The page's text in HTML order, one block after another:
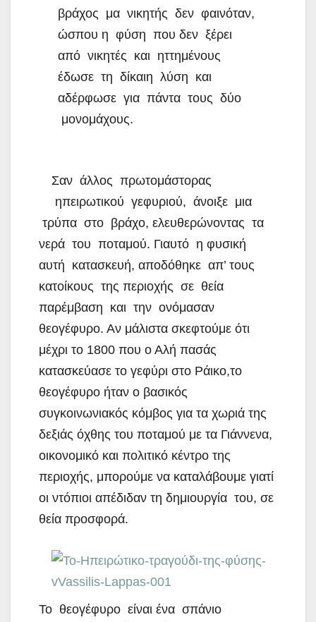
βράχος μα νικητής δεν φαινόταν,
ώσπου η φύση που δεν ξέρει
από νικητές και ηττημένους
έδωσε τη δίκαιη λύση και
αδέρφωσε για πάντα τους δύο
μονομάχους.
Σαν άλλος πρωτομάστορας
ηπειρωτικού γεφυριού, άνοιξε μια
τρύπα στο βράχο, ελευθερώνοντας τα
νερά του ποταμού. Γιαυτό η φυσική
αυτή κατασκευή, αποδόθηκε απ’ τους
κατοίκους της περιοχής σε θεία
παρέμβαση και την ονόμασαν
θεογέφυρο. Αν μάλιστα σκεφτούμε ότι
μέχρι το 1800 που ο Αλή πασάς
κατασκεύασε το γεφύρι στο Ράικο,το
θεογέφυρο ήταν ο βασικός
συγκοινωνιακός κόμβος για τα χωριά της
δεξιάς όχθης του ποταμού με τα Γιάννενα,
οικονομικό και πολιτικό κέντρο της
περιοχής, μπορούμε να καταλάβουμε γιατί
οι ντόπιοι απέδιδαν τη δημιουργία του, σε
θεία προσφορά.
Το θεογέφυρο είναι ένα σπάνιο